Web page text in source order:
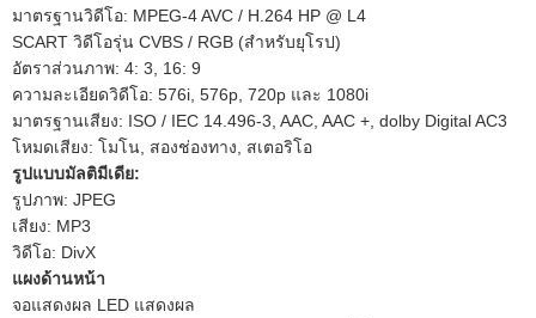
มาตรฐานวิดีโอ: MPEG-4 AVC / H.264 HP @ L4
SCART วิดีโอรุ่น CVBS / RGB (สำหรับยุโรป)
อัตราส่วนภาพ: 4: 3, 16: 9
ความละเอียดวิดีโอ: 576i, 576p, 720p และ 1080i
มาตรฐานเสียง: ISO / IEC 14.496-3, AAC, AAC +, dolby Digital AC3
โหมดเสียง: โมโน, สองช่องทาง, สเตอริโอ
รูปแบบมัลติมีเดีย:
รูปภาพ: JPEG
เสียง: MP3
วิดีโอ: DivX
แผงด้านหน้า
จอแสดงผล LED แสดงผล